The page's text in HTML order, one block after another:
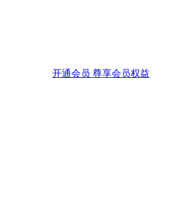
开通会员 尊享会员权益